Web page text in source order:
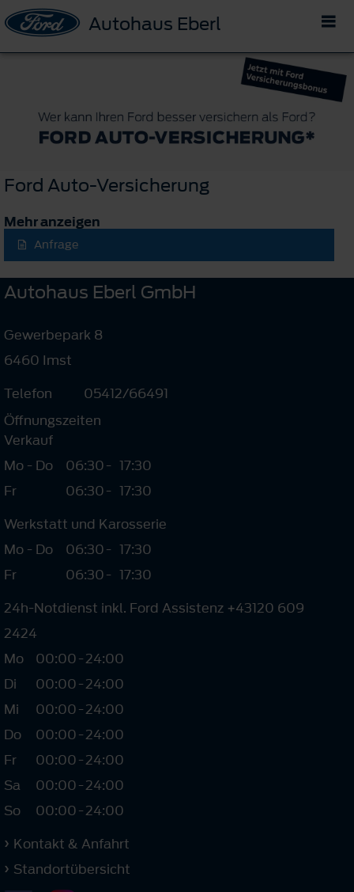
Autohaus Eberl
Ford Auto-Versicherung
Mehr anzeigen
Anfrage
Autohaus Eberl GmbH
Gewerbepark 8
6460 Imst
Telefon
05412/66491
Öffnungszeiten
Verkauf
Mo - Do
06:30- 17:30
Fr
06:30- 17:30
Werkstatt und Karosserie
Mo - Do
06:30- 17:30
Fr
06:30- 17:30
24h-Notdienst inkl. Ford Assistenz +43120 609
2424
Mo
00:00-24:00
Di
00:00-24:00
Mi
00:00-24:00
Do
00:00-24:00
Fr
00:00-24:00
Sa
00:00-24:00
So
00:00-24:00
Kontakt & Anfahrt
Standortübersicht